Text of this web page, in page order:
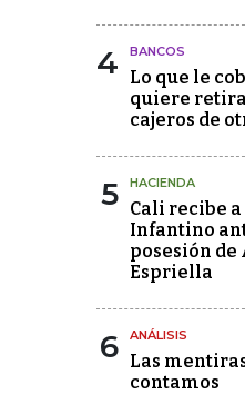
4 BANCOS
Lo que le
quiere
cajeros de
5 HACIENDA
Cali recibe
Infantino
posesión de
Espriella
6 ANÁLISIS
Las
contamos